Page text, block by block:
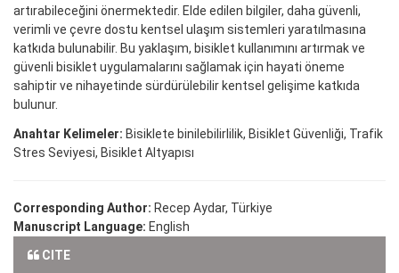
artırabileceğini önermektedir. Elde edilen bilgiler, daha güvenli,
verimli ve çevre dostu kentsel ulaşım sistemleri yaratılmasına
katkıda bulunabilir. Bu yaklaşım, bisiklet kullanımını artırmak ve
güvenli bisiklet uygulamalarını sağlamak için hayati öneme
sahiptir ve nihayetinde sürdürülebilir kentsel gelişime katkıda
bulunur.
Anahtar Kelimeler: Bisiklete binilebilirlilik, Bisiklet Güvenliği, Trafik
Stres Seviyesi, Bisiklet Altyapısı
Corresponding Author: Recep Aydar, Türkiye
Manuscript Language: English
CITE